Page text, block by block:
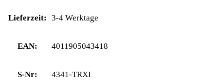
Lieferzeit: 3-4 Werktage
EAN: 4011905043418
S-Nr: 4341-TRXI